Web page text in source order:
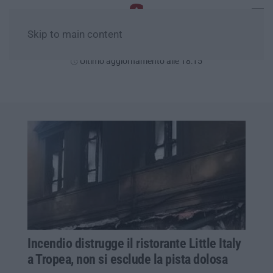
Skip to main content
Ultimo aggiornamento alle 18:15
Incendio distrugge il ristorante Little Italy
a Tropea, non si esclude la pista dolosa